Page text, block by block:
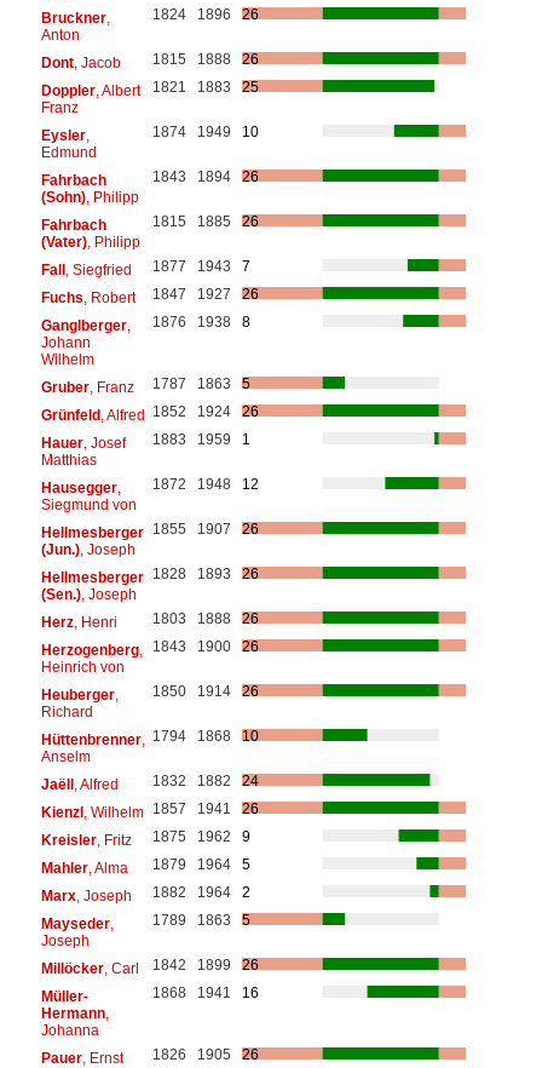
Bruckner,
Anton
1824 1896 26
Dont, Jacob 1815 1888
26
Doppler, Albert
Franz
1821 1883 25
Eysler,
Edmund
1874 1949 10
Fahrbach
(Sohn), Philipp
1843 1894 26
Fahrbach
(Vater), Philipp
1815 1885 26
Fall, Siegfried 1877 1943
7
Fuchs , Robert 1847 1927
26
Ganglberger,
Johann
Wilhelm
1876 1938 8
Gruber, Franz 1787 1863
5
Grünfeld, Alfred 1852 1924
26
Hauer, Josef
Matthias
1883 1959 1
Hausegger,
Siegmund von
1872 1948 12
Hellmesberger
(Jun.), Joseph
1855 1907 26
Hellmesberger
(Sen.), Joseph
1828 1893 26
Herz, Henri 1803 1888
26
Herzogenberg,
Heinrich von
1843 1900 26
Heuberger,
Richard
1850 1914 26
Hüttenbrenner,
Anselm
1794 1868 10
Jaëll, Alfred 1832 1882
24
Kienzl, Wilhelm 1857 1941
26
Kreisler, Fritz 1875 1962
9
Mahler, Alma 1879 1964
5
Marx, Joseph 1882 1964
2
Mayseder,
Joseph
1789 1863 5
Millöcker, Carl 1842 1899
26
Müller-
Hermann,
Johanna
1868 1941 16
Pauer, Ernst 1826 1905
26